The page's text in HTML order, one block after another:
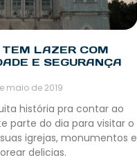
LAZER COM
E SEGURANÇA
maio de 2019
história pra contar ao
parte do dia para visitar o
igrejas, monumentos e
delicias.